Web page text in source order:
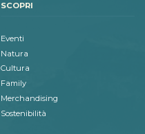
SCOPRI
Eventi
Natura
Cultura
Family
Merchandising
Sostenibilità